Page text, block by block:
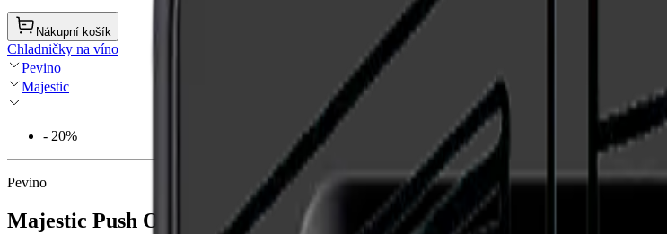
Nákupní košík
Chladničky na víno
Pevino
Majestic
- 20%
Pevino
Majestic Push Open 30 lahví - 2 zóny - černé přední sklo - integrovatelná